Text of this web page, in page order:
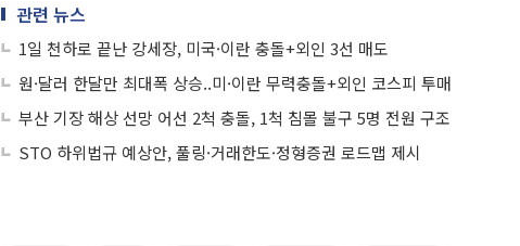
관련 뉴스
1일 천하로 끝난 강세장, 미국·이란 충돌+외인 3선 매도
원·달러 한달만 최대폭 상승..미·이란 무력충돌+외인 코스피 투매
부산 기장 해상 선망 어선 2척 충돌, 1척 침몰 불구 5명 전원 구조
STO 하위법규 예상안, 풀링·거래한도·정형증권 로드맵 제시